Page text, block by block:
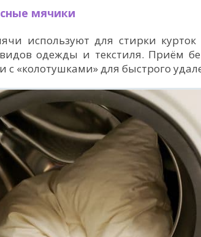
мячики
используют для стирки курток
одежды и текстиля. Приём
с «колотушками» для быстрого